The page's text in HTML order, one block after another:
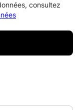
consultez